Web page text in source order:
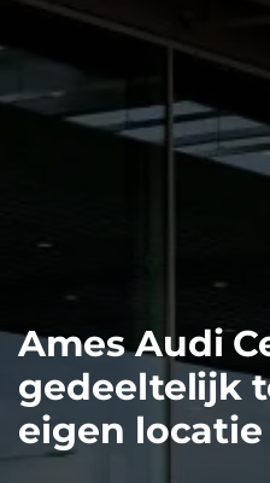
Ames Audi
gedeeltelijk
eigen locatie